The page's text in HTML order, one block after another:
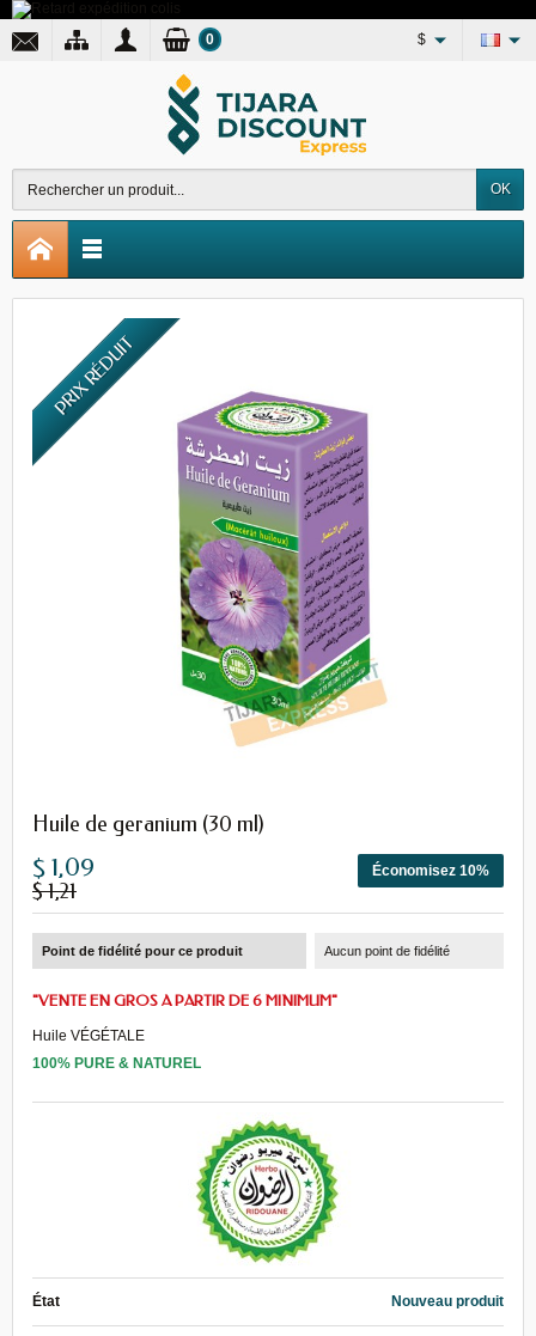
$
OK
0
PRIX RÉDUIT
Huile de geranium (30 ml)
Économisez 10%
$ 1,09
$ 1,21
Point de fidélité pour ce produit Aucun point de fidélité
"VENTE EN GROS A PARTIR DE 6 MINIMUM"
Huile VÉGÉTALE
100% PURE & NATUREL
État Nouveau produit